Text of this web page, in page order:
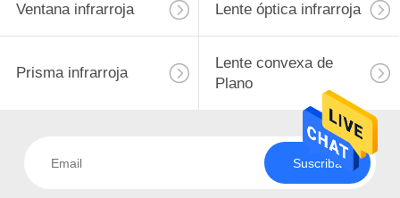
Ventana infrarroja Lente óptica infrarroja
Prisma infrarroja
Lente convexa de
Plano
Suscriba